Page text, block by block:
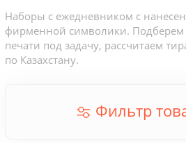
Наборы с ежедневником с
фирменной символики.
печати под задачу, рассчитаем
по Казахстану.
Фильтр